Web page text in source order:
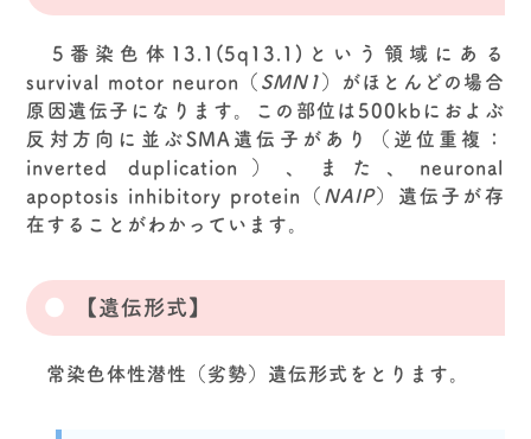
5番染色体13.1(5q13.1)という領域にある
survival motor neuron（ SMN1 ）がほとんどの場合
原因遺伝子になります。この部位は500kbにおよぶ
反対方向に並ぶSMA遺伝子があり（逆位重複：
inverted duplication）、また、neuronal
apoptosis inhibitory protein（ NAIP）遺伝子が存
在することがわかっています。
【遺伝形式】
常染色体性潜性（劣勢）遺伝形式をとります。